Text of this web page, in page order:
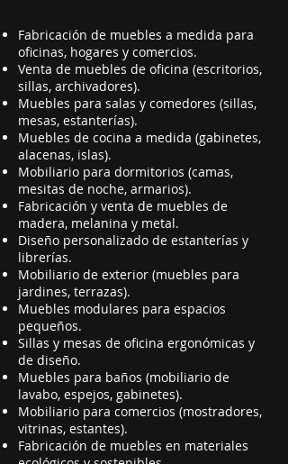
Fabricación de muebles a medida para
oficinas, hogares y comercios.
Venta de muebles de oficina (escritorios,
sillas, archivadores).
Muebles para salas y comedores (sillas,
mesas, estanterías).
Muebles de cocina a medida (gabinetes,
alacenas, islas).
Mobiliario para dormitorios (camas,
mesitas de noche, armarios).
Fabricación y venta de muebles de
madera, melanina y metal.
Diseño personalizado de estanterías y
librerías.
Mobiliario de exterior (muebles para
jardines, terrazas).
Muebles modulares para espacios
pequeños.
Sillas y mesas de oficina ergonómicas y
de diseño.
Muebles para baños (mobiliario de
lavabo, espejos, gabinetes).
Mobiliario para comercios (mostradores,
vitrinas, estantes).
Fabricación de muebles en materiales